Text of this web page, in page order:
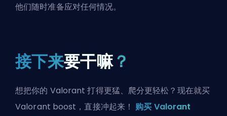
他们随时准备应对任何情况。
接下来要干嘛？
想把你的 Valorant 打得更猛、爬分更轻松？现在就买
Valorant boost，直接冲起来！购买 Valorant